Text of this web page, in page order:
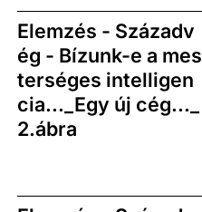
Elemzés - Századv
ég - Bízunk-e a mes
terséges intelligen
cia..._Egy új cég..._
2.ábra